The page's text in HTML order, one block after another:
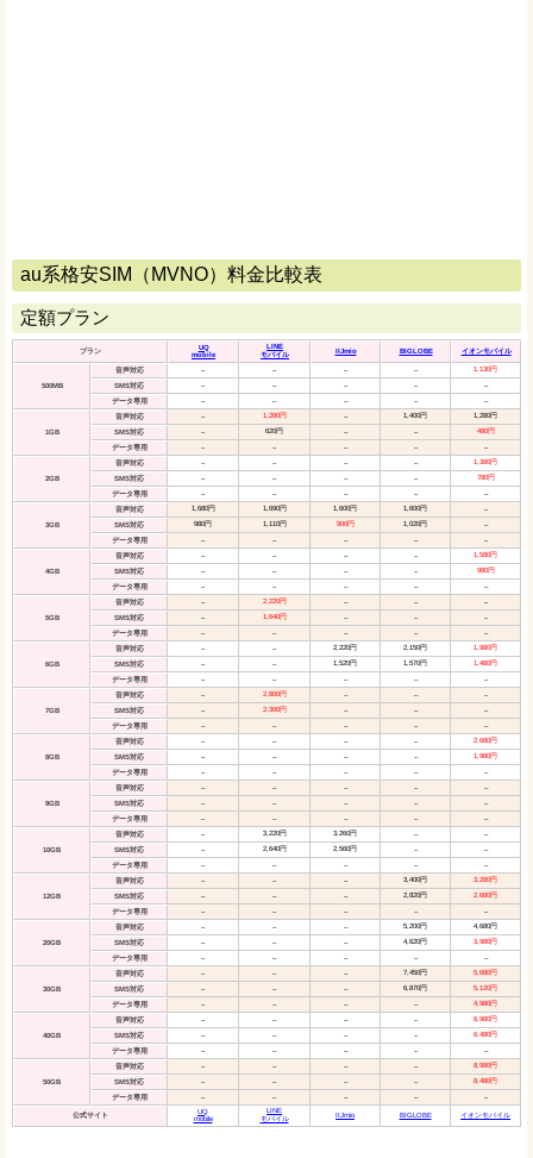
au系格安SIM（MVNO）料金比較表
定額プラン
プラン
UQ
mobile
LINE
モバイル
IIJmio BIGLOBE イオンモバイル
500MB
音声対応 – – – – 1,130円
SMS対応 – – – – –
データ専用 – – – – –
1GB
音声対応 – 1,280円 – 1,400円 1,280円
SMS対応 – 620円 – – 480円
データ専用 – – – – –
2GB
音声対応 – – – – 1,380円
SMS対応 – – – – 780円
データ専用 – – – – –
3GB
音声対応 1,680円 1,690円 1,600円 1,600円 –
SMS対応 980円 1,110円 900円 1,020円 –
データ専用 – – – – –
4GB
音声対応 – – – – 1,580円
SMS対応 – – – – 980円
データ専用 – – – – –
5GB
音声対応 – 2,220円 – – –
SMS対応 – 1,640円 – – –
データ専用 – – – – –
6GB
音声対応 – – 2,220円 2,150円 1,980円
SMS対応 – – 1,520円 1,570円 1,480円
データ専用 – – – – –
7GB
音声対応 – 2,800円 – – –
SMS対応 – 2,300円 – – –
データ専用 – – – – –
8GB
音声対応 – – – – 2,680円
SMS対応 – – – – 1,980円
データ専用 – – – – –
9GB
音声対応 – – – – –
SMS対応 – – – – –
データ専用 – – – – –
10GB
音声対応 – 3,220円 3,260円 – –
SMS対応 – 2,640円 2,560円 – –
データ専用 – – – – –
12GB
音声対応 – – – 3,400円 3,280円
SMS対応 – – – 2,820円 2,680円
データ専用 – – – – –
20GB
音声対応 – – – 5,200円 4,680円
SMS対応 – – – 4,620円 3,980円
データ専用 – – – – –
30GB
音声対応 – – – 7,450円 5,680円
SMS対応 – – – 6,870円 5,120円
データ専用 – – – – 4,980円
40GB
音声対応 – – – – 6,980円
SMS対応 – – – – 6,480円
データ専用 – – – – –
50GB
音声対応 – – – – 8,980円
SMS対応 – – – – 8,480円
データ専用 – – – – –
公式サイト
UQ
mobile
LINE
モバイル
IIJmio BIGLOBE イオンモバイル